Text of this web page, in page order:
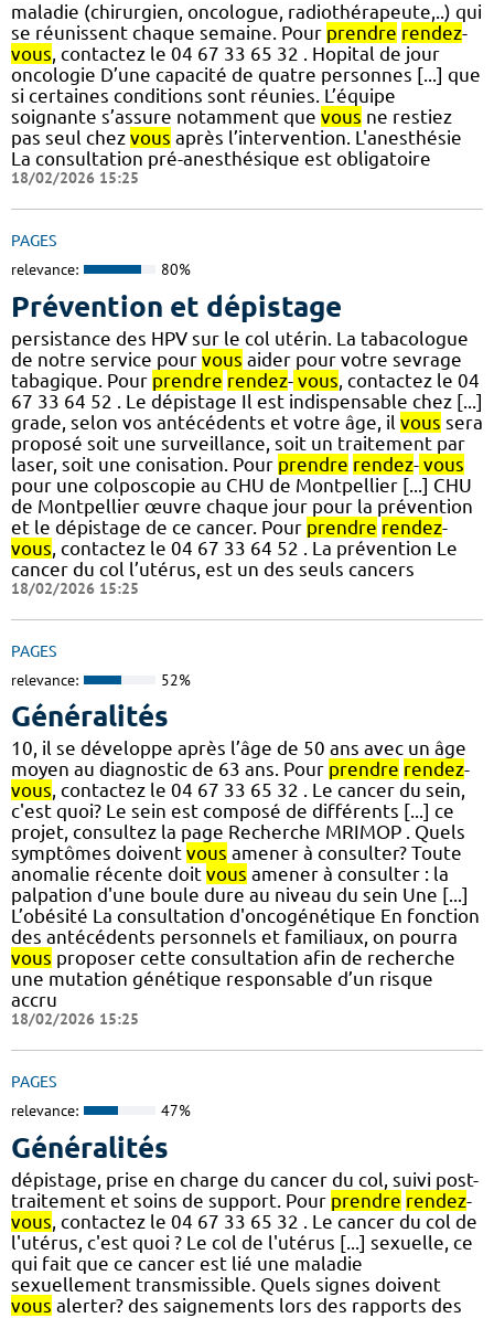
maladie (chirurgien, oncologue, radiothérapeute,..) qui
se réunissent chaque semaine. Pour prendre rendez-
vous, contactez le 04 67 33 65 32 . Hopital de jour
oncologie D’une capacité de quatre personnes [...] que
si certaines conditions sont réunies. L’équipe
soignante s’assure notamment que vous ne restiez
pas seul chez vous après l’intervention. L'anesthésie
La consultation pré-anesthésique est obligatoire
18/02/2026 15:25
PAGES
relevance: 80%
Prévention et dépistage
persistance des HPV sur le col utérin. La tabacologue
de notre service pour vous aider pour votre sevrage
tabagique. Pour prendre rendez- vous, contactez le 04
67 33 64 52 . Le dépistage Il est indispensable chez [...]
grade, selon vos antécédents et votre âge, il vous sera
proposé soit une surveillance, soit un traitement par
laser, soit une conisation. Pour prendre rendez- vous
pour une colposcopie au CHU de Montpellier [...] CHU
de Montpellier œuvre chaque jour pour la prévention
et le dépistage de ce cancer. Pour prendre rendez-
vous, contactez le 04 67 33 64 52 . La prévention Le
cancer du col l’utérus, est un des seuls cancers
18/02/2026 15:25
PAGES
relevance: 52%
Généralités
10, il se développe après l’âge de 50 ans avec un âge
moyen au diagnostic de 63 ans. Pour prendre rendez-
vous, contactez le 04 67 33 65 32 . Le cancer du sein,
c'est quoi? Le sein est composé de différents [...] ce
projet, consultez la page Recherche MRIMOP . Quels
symptômes doivent vous amener à consulter? Toute
anomalie récente doit vous amener à consulter : la
palpation d'une boule dure au niveau du sein Une [...]
L’obésité La consultation d'oncogénétique En fonction
des antécédents personnels et familiaux, on pourra
vous proposer cette consultation afin de recherche
une mutation génétique responsable d’un risque
accru
18/02/2026 15:25
PAGES
relevance: 47%
Généralités
dépistage, prise en charge du cancer du col, suivi post-
traitement et soins de support. Pour prendre rendez-
vous, contactez le 04 67 33 65 32 . Le cancer du col de
l'utérus, c'est quoi ? Le col de l'utérus [...] sexuelle, ce
qui fait que ce cancer est lié une maladie
sexuellement transmissible. Quels signes doivent
vous alerter? des saignements lors des rapports des